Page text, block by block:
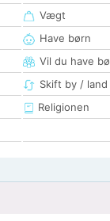
Vægt
Have børn
Vil du have
Skift by /
Religionen